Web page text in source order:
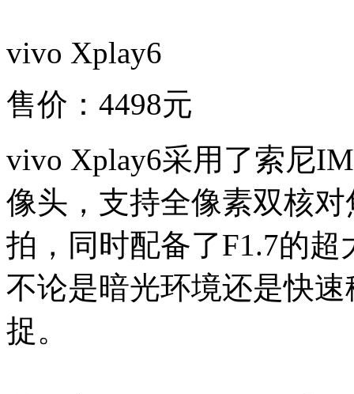
vivo Xplay6
售价：4498元
vivo Xplay6采用了索尼
像头，支持全像素双核
拍，同时配备了F1.7的
不论是暗光环境还是快
捉。